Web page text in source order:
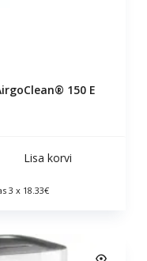
150 E
Lisa korvi
3 x 18.33€